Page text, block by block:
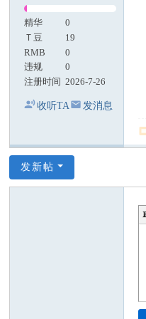
精华
0
Ｔ豆
19
RMB
0
违规
0
注册时间 2026-7-26
收听TA 发消息
发新帖